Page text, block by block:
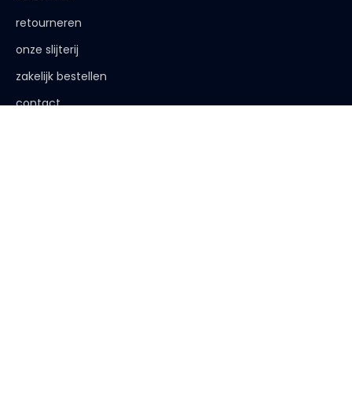
retourneren
onze slijterij
zakelijk bestellen
contact